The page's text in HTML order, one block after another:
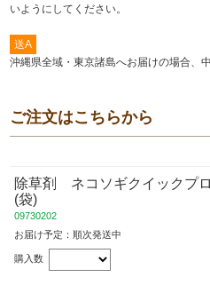
いようにしてください。
送A
沖縄県全域・東京諸島へお届けの場合、
ご注文はこちらから
除草剤 ネコソギクイック
(袋)
09730202
お届け予定：順次発送中
購入数